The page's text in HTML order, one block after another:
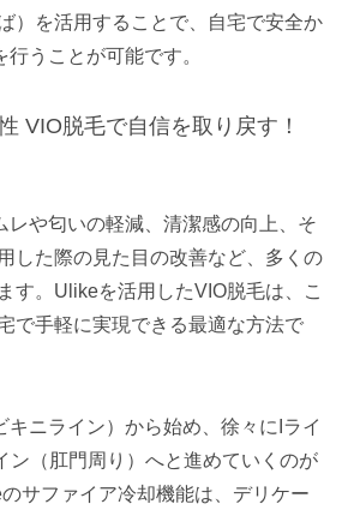
）を活用することで、自宅で安全か
うことが可能です。
VIO脱毛で自信を取り戻す！
レや匂いの軽減、清潔感の向上、そ
した際の見た目の改善など、多くの
す。Ulikeを活用したVIO脱毛は、こ
で手軽に実現できる最適な方法で
キニライン）から始め、徐々にIライ
ン（肛門周り）へと進めていくのが
サファイア冷却機能は、デリケー